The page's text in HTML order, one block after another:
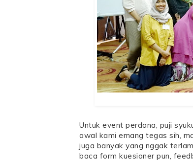
Untuk event perdana, puji
awal kami emang tegas sih,
juga banyak yang nggak
baca form kuesioner pun,